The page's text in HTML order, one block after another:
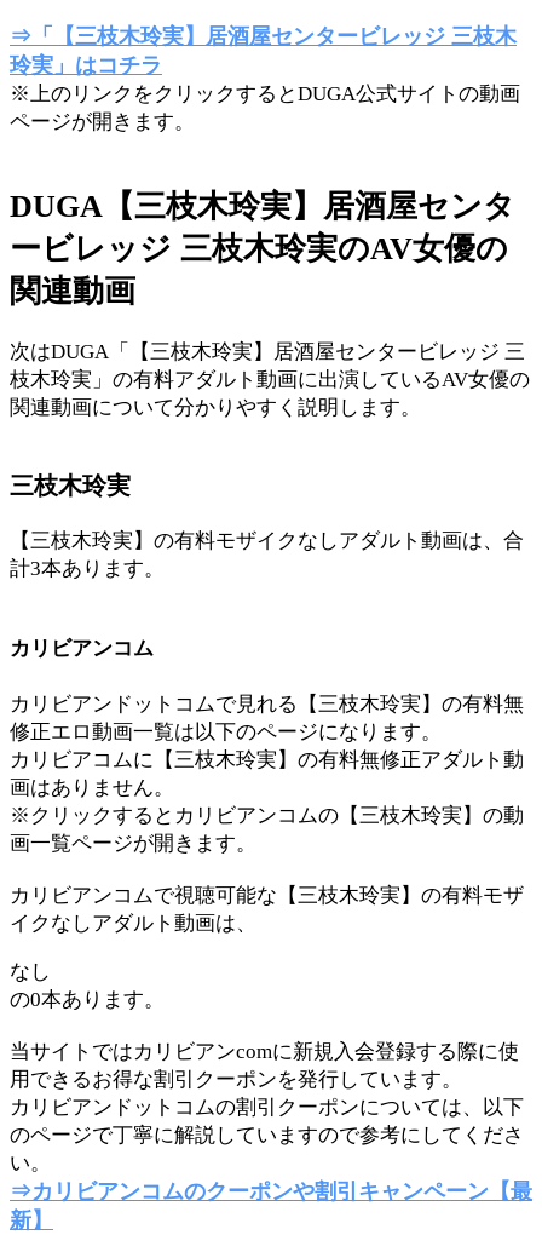
⇒「【三枝木玲実】居酒屋センタービレッジ 三枝木
玲実」はコチラ
※上のリンクをクリックするとDUGA公式サイトの動画
ページが開きます。
DUGA【三枝木玲実】居酒屋センタ
ービレッジ 三枝木玲実のAV女優の
関連動画
次はDUGA「【三枝木玲実】居酒屋センタービレッジ 三
枝木玲実」の有料アダルト動画に出演しているAV女優の
関連動画について分かりやすく説明します。
三枝木玲実
【三枝木玲実】の有料モザイクなしアダルト動画は、合
計3本あります。
カリビアンコム
カリビアンドットコムで見れる【三枝木玲実】の有料無
修正エロ動画一覧は以下のページになります。
カリビアコムに【三枝木玲実】の有料無修正アダルト動
画はありません。
※クリックするとカリビアンコムの【三枝木玲実】の動
画一覧ページが開きます。
カリビアンコムで視聴可能な【三枝木玲実】の有料モザ
イクなしアダルト動画は、
なし
の0本あります。
当サイトではカリビアンcomに新規入会登録する際に使
用できるお得な割引クーポンを発行しています。
カリビアンドットコムの割引クーポンについては、以下
のページで丁寧に解説していますので参考にしてくださ
い。
⇒カリビアンコムのクーポンや割引キャンペーン【最
新】